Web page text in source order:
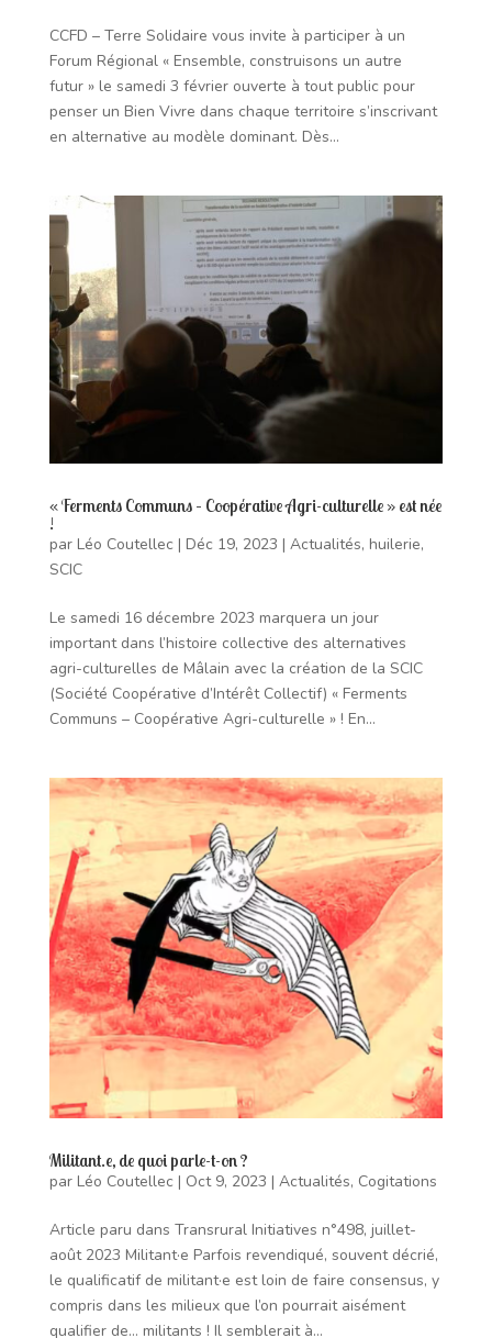
CCFD – Terre Solidaire vous invite à participer à un
Forum Régional « Ensemble, construisons un autre
futur » le samedi 3 février ouverte à tout public pour
penser un Bien Vivre dans chaque territoire s’inscrivant
en alternative au modèle dominant. Dès...
« Ferments Communs – Coopérative Agri-culturelle » est née
!
par Léo Coutellec | Déc 19, 2023 | Actualités, huilerie,
SCIC
Le samedi 16 décembre 2023 marquera un jour
important dans l’histoire collective des alternatives
agri-culturelles de Mâlain avec la création de la SCIC
(Société Coopérative d’Intérêt Collectif) « Ferments
Communs – Coopérative Agri-culturelle » ! En...
Militant.e, de quoi parle-t-on ?
par Léo Coutellec | Oct 9, 2023 | Actualités, Cogitations
Article paru dans Transrural Initiatives n°498, juillet-
août 2023 Militant·e Parfois revendiqué, souvent décrié,
le qualificatif de militant·e est loin de faire consensus, y
compris dans les milieux que l’on pourrait aisément
qualifier de… militants ! Il semblerait à...